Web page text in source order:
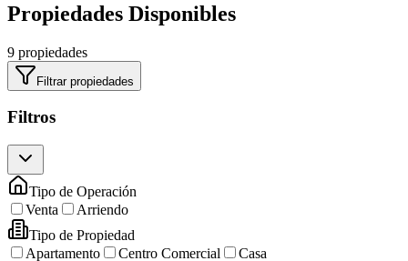
Propiedades Disponibles
9 propiedades
Filtrar propiedades
Filtros
Tipo de Operación
Venta
Arriendo
Tipo de Propiedad
Apartamento
Centro Comercial
Casa